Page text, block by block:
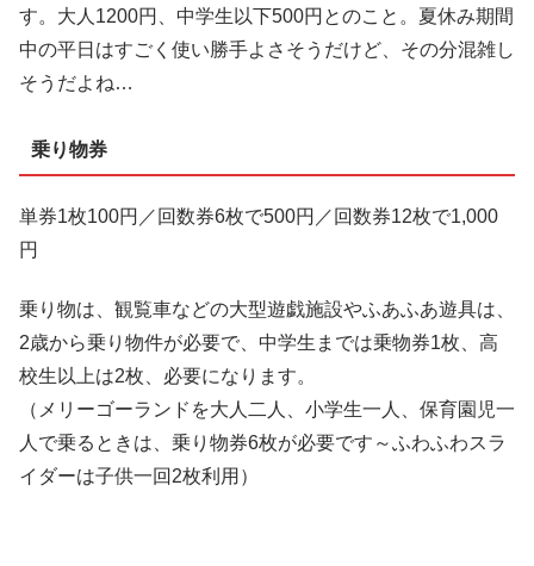
す。大人1200円、中学生以下500円とのこと。夏休み期間
中の平日はすごく使い勝手よさそうだけど、その分混雑し
そうだよね…
乗り物券
単券1枚100円／回数券6枚で500円／回数券12枚で1,000
円
乗り物は、観覧車などの大型遊戯施設やふあふあ遊具は、
2歳から乗り物件が必要で、中学生までは乗物券1枚、高
校生以上は2枚、必要になります。
（メリーゴーランドを大人二人、小学生一人、保育園児一
人で乗るときは、乗り物券6枚が必要です～ふわふわスラ
イダーは子供一回2枚利用）